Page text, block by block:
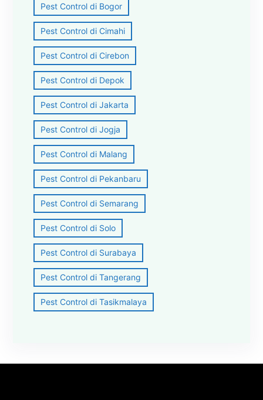
Pest Control di Bogor
Pest Control di Cimahi
Pest Control di Cirebon
Pest Control di Depok
Pest Control di Jakarta
Pest Control di Jogja
Pest Control di Malang
Pest Control di Pekanbaru
Pest Control di Semarang
Pest Control di Solo
Pest Control di Surabaya
Pest Control di Tangerang
Pest Control di Tasikmalaya